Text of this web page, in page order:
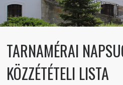
TARNAMÉRAI
KÖZZÉTÉTELI LISTA